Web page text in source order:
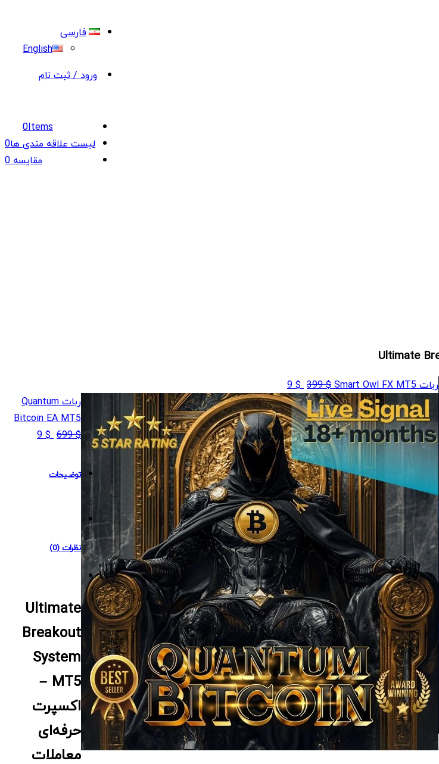
فارسی
English
ورود / ثبت نام
0Items
لیست علاقه مندی ها0
مقایسه0
ربات Smart Owl FX MT5 $
399
قیمت
اصلی
$ 399
بود.
$
9 قیمت
فعلی
$ 9
است.
ربات Quantum
Bitcoin EA MT5
$
699
قیمت
بود.
$
9 قیمت
توضیحات
نظرات (0)
Ultimate
Breakout
System
MT5 –
اکسپرت
حرفه‌ای
معاملات